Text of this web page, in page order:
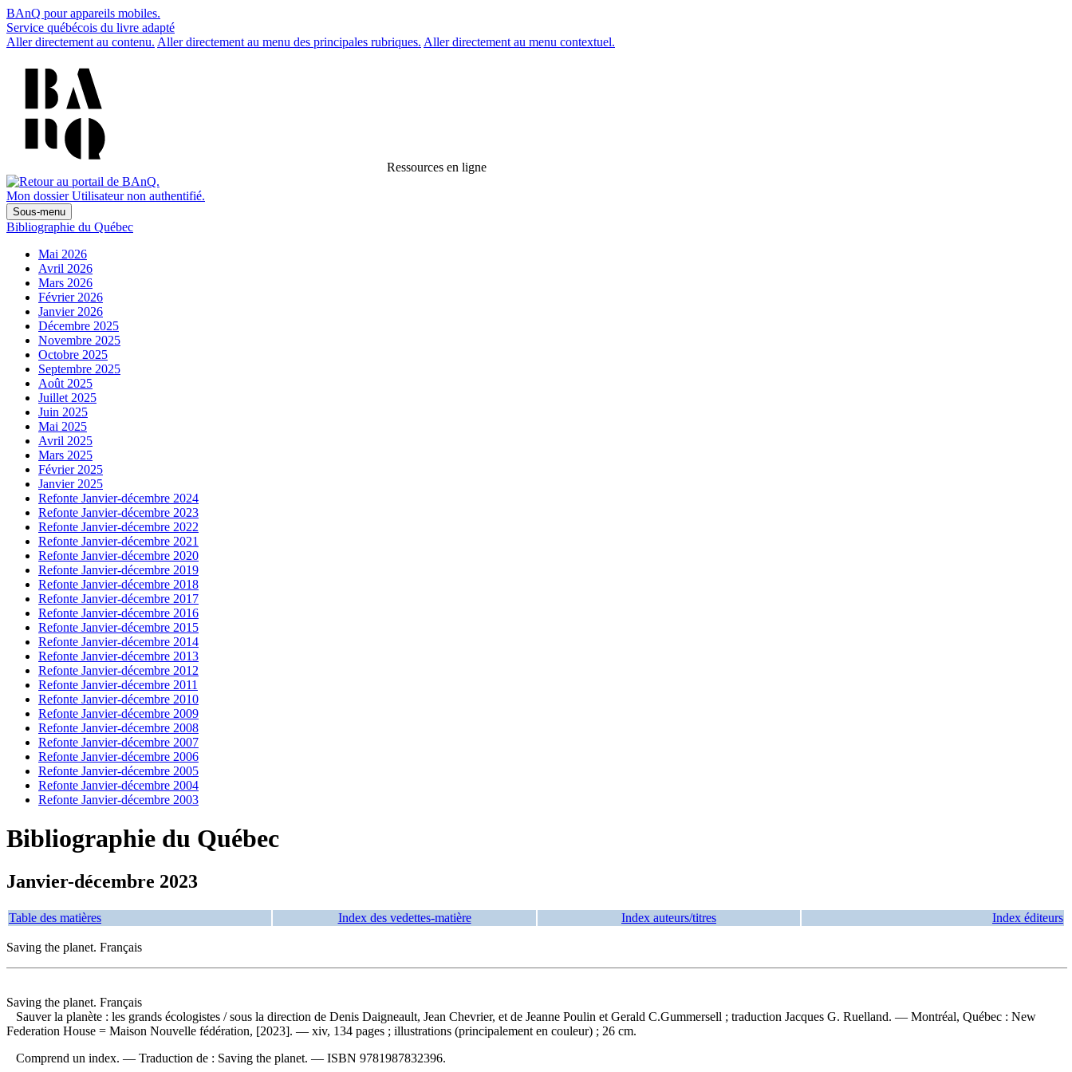
BAnQ pour appareils mobiles.
Service québécois du livre adapté
Aller directement au contenu. Aller directement au menu des principales rubriques. Aller directement au menu contextuel.
Ressources en ligne
Mon dossier Utilisateur non authentifié.
Sous-menu
Bibliographie du Québec
Mai 2026
Avril 2026
Mars 2026
Février 2026
Janvier 2026
Décembre 2025
Novembre 2025
Octobre 2025
Septembre 2025
Août 2025
Juillet 2025
Juin 2025
Mai 2025
Avril 2025
Mars 2025
Février 2025
Janvier 2025
Refonte Janvier-décembre 2024
Refonte Janvier-décembre 2023
Refonte Janvier-décembre 2022
Refonte Janvier-décembre 2021
Refonte Janvier-décembre 2020
Refonte Janvier-décembre 2019
Refonte Janvier-décembre 2018
Refonte Janvier-décembre 2017
Refonte Janvier-décembre 2016
Refonte Janvier-décembre 2015
Refonte Janvier-décembre 2014
Refonte Janvier-décembre 2013
Refonte Janvier-décembre 2012
Refonte Janvier-décembre 2011
Refonte Janvier-décembre 2010
Refonte Janvier-décembre 2009
Refonte Janvier-décembre 2008
Refonte Janvier-décembre 2007
Refonte Janvier-décembre 2006
Refonte Janvier-décembre 2005
Refonte Janvier-décembre 2004
Refonte Janvier-décembre 2003
Bibliographie du Québec
Janvier-décembre 2023
Table des matières Index des vedettes-matière Index auteurs/titres Index éditeurs
Saving the planet. Français
Saving the planet. Français
Sauver la planète : les grands écologistes / sous la direction de Denis Daigneault, Jean Chevrier, et de Jeanne Poulin et Gerald C.Gummersell ; traduction Jacques G. Ruelland. — Montréal, Québec : New
Federation House = Maison Nouvelle fédération, [2023]. — xiv, 134 pages ; illustrations (principalement en couleur) ; 26 cm.
Comprend un index. — Traduction de : Saving the planet. — ISBN 9781987832396.